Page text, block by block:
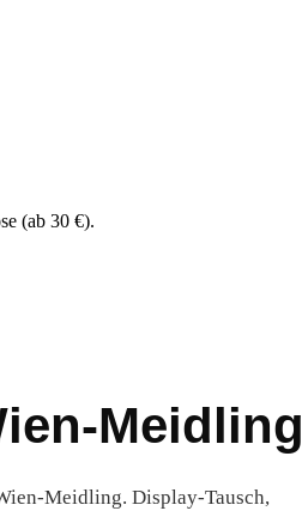
(ab 30 €).
Meidling
Meidling. Display-Tausch,